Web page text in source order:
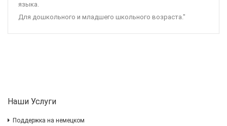
языка.
Для дошкольного и младшего школьного возраста."
Наши Услуги
Поддержка на немецком